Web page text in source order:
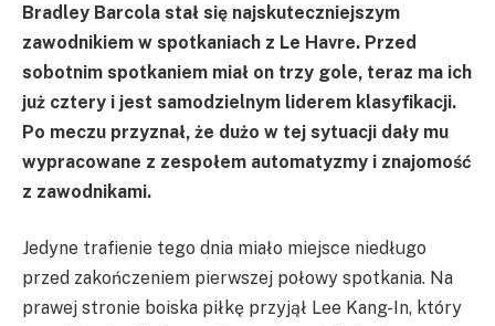
Bradley Barcola stał się najskuteczniejszym
zawodnikiem w spotkaniach z Le Havre. Przed
sobotnim spotkaniem miał on trzy gole, teraz ma ich
już cztery i jest samodzielnym liderem klasyfikacji.
Po meczu przyznał, że dużo w tej sytuacji dały mu
wypracowane z zespołem automatyzmy i znajomość
z zawodnikami.
Jedyne trafienie tego dnia miało miejsce niedługo
przed zakończeniem pierwszej połowy spotkania. Na
prawej stronie boiska piłkę przyjął Lee Kang-In, który